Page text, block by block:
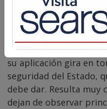
Hasta la fecha, no se
Napoleón Bonaparte o
frase “el fin justifica
su aplicación gira en
seguridad del Estado,
debe dar. Resulta muy
dejan de observar